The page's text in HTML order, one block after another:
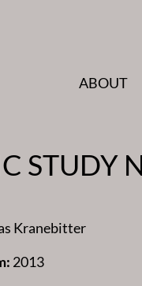
ABOUT
STUDY
Kranebitter
2013